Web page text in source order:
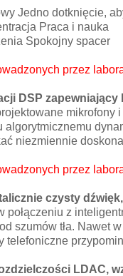
Jedno dotknięcie,
Praca i nauka
Spokojny spacer
przez
DSP
mikrofony
algorytmicznemu
niezmiennie
przez
czysty
połączeniu z
szumów tła. Nawet
telefoniczne
LDAC,